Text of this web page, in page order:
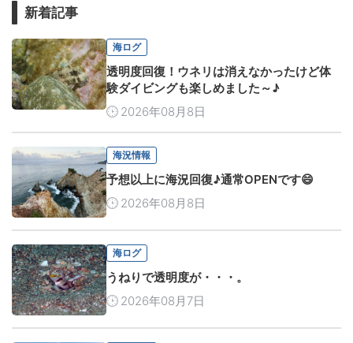
新着記事
海ログ
透明度回復！ウネリは消えなかったけど体
験ダイビングも楽しめました～♪
2026年08月8日
海況情報
予想以上に海況回復♪通常OPENです😄
2026年08月8日
海ログ
うねりで透明度が・・・。
2026年08月7日